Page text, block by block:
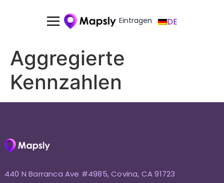
Eintragen DE
Aggregierte
Kennzahlen
440 N Barranca Ave #4985, Covina, CA 91723